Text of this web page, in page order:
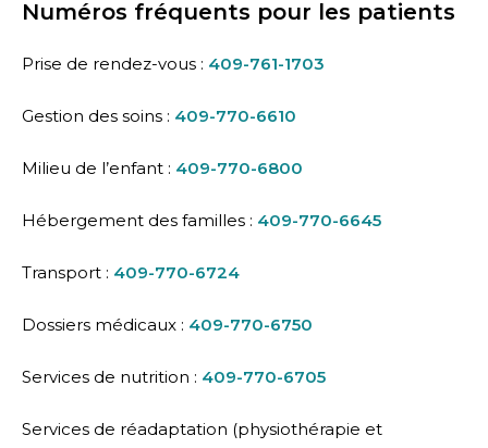
Numéros fréquents pour les patients
Prise de rendez-vous : 409-761-1703
Gestion des soins : 409-770-6610
Milieu de l’enfant : 409-770-6800
Hébergement des familles : 409-770-6645
Transport : 409-770-6724
Dossiers médicaux : 409-770-6750
Services de nutrition : 409-770-6705
Services de réadaptation (physiothérapie et